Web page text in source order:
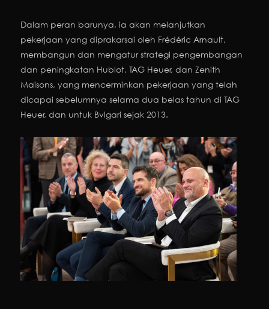
Dalam peran barunya, ia akan melanjutkan
pekerjaan yang diprakarsai oleh Frédéric Arnault,
membangun dan mengatur strategi pengembangan
dan peningkatan Hublot, TAG Heuer, dan Zenith
Maisons, yang mencerminkan pekerjaan yang telah
dicapai sebelumnya selama dua belas tahun di TAG
Heuer, dan untuk Bvlgari sejak 2013.